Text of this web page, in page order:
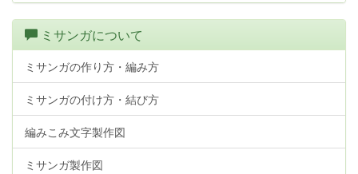
ミサンガについて
ミサンガの作り方・編み方
ミサンガの付け方・結び方
編みこみ文字製作図
ミサンガ製作図